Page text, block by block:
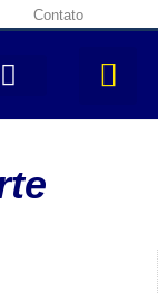
Contato